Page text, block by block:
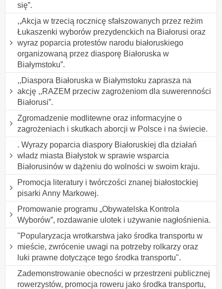
się”.
,,Akcja w trzecią rocznicę sfałszowanych przez reżim
Łukaszenki wyborów prezydenckich na Białorusi oraz
wyraz poparcia protestów narodu białoruskiego
organizowaną przez diasporę Białoruska w
Białymstoku”.
,,Diaspora Białoruska w Białymstoku zaprasza na
akcję ,,RAZEM przeciw zagrożeniom dla suwerenności
Białorusi”.
Zgromadzenie modlitewne oraz informacyjne o
zagrożeniach i skutkach aborcji w Polsce i na świecie.
. Wyrazy poparcia diaspory Białoruskiej dla działań
władz miasta Białystok w sprawie wsparcia
Białorusinów w dążeniu do wolności w swoim kraju.
Promocja literatury i twórczości znanej białostockiej
pisarki Anny Markowej.
Promowanie programu „Obywatelska Kontrola
Wyborów”, rozdawanie ulotek i używanie nagłośnienia.
"Popularyzacja wrotkarstwa jako środka transportu w
mieście, zwrócenie uwagi na potrzeby rolkarzy oraz
luki prawne dotyczące tego środka transportu".
Zademonstrowanie obecności w przestrzeni publicznej
rowerzystów, promocja roweru jako środka transportu,